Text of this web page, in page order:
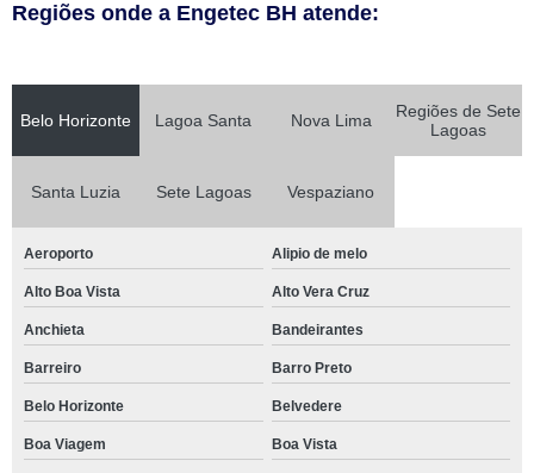
Regiões onde a Engetec BH atende:
Belo Horizonte Lagoa Santa Nova Lima
Regiões de Sete
Lagoas
Santa Luzia Sete Lagoas Vespaziano
Aeroporto Alipio de melo
Alto Boa Vista Alto Vera Cruz
Anchieta Bandeirantes
Barreiro Barro Preto
Belo Horizonte Belvedere
Boa Viagem Boa Vista